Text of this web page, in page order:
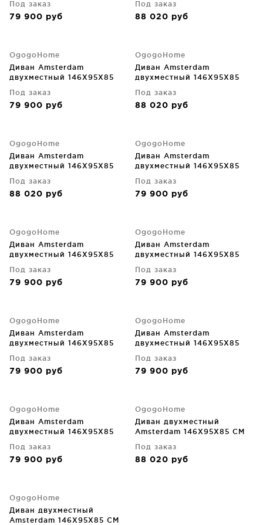
Под заказ
79 900 руб
Под заказ
88 020 руб
OgogoHome
Диван Amsterdam
двухместный 146X95X85
Под заказ
79 900 руб
OgogoHome
Диван Amsterdam
двухместный 146X95X85
Под заказ
88 020 руб
OgogoHome
Диван Amsterdam
двухместный 146X95X85
Под заказ
88 020 руб
OgogoHome
Диван Amsterdam
двухместный 146X95X85
Под заказ
79 900 руб
OgogoHome
Диван Amsterdam
двухместный 146X95X85
Под заказ
79 900 руб
OgogoHome
Диван Amsterdam
двухместный 146X95X85
Под заказ
79 900 руб
OgogoHome
Диван Amsterdam
двухместный 146X95X85
Под заказ
79 900 руб
OgogoHome
Диван Amsterdam
двухместный 146X95X85
Под заказ
79 900 руб
OgogoHome
Диван Amsterdam
двухместный 146X95X85
Под заказ
79 900 руб
OgogoHome
Диван двухместный
Amsterdam 146X95X85 CM
Под заказ
88 020 руб
OgogoHome
Диван двухместный
Amsterdam 146X95X85 CM